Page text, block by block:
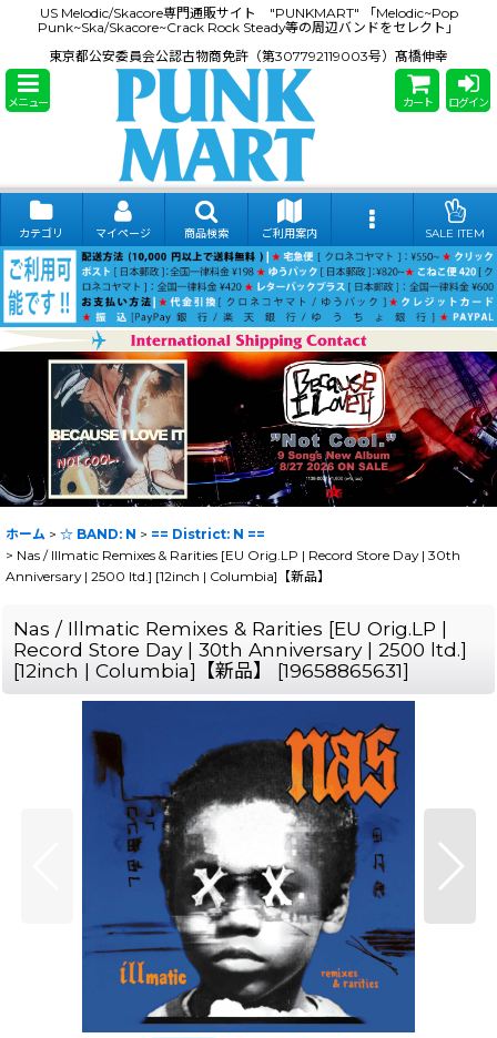
US Melodic/Skacore専門通販サイト "PUNKMART" 「Melodic~Pop
Punk~Ska/Skacore~Crack Rock Steady等の周辺バンドをセレクト」
東京都公安委員会公認古物商免許（第307792119003号）髙橋伸幸
メニュー カート ログイン
カテゴリ マイページ 商品検索 ご利用案内 SALE ITEM
ホーム > ☆ BAND: N > == District: N ==
> Nas / Illmatic Remixes & Rarities [EU Orig.LP | Record Store Day | 30th
Anniversary | 2500 ltd.] [12inch | Columbia]【新品】
Nas / Illmatic Remixes & Rarities [EU Orig.LP |
Record Store Day | 30th Anniversary | 2500 ltd.]
[12inch | Columbia]【新品】
[19658865631]